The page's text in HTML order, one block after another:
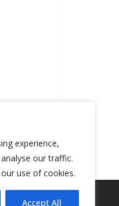
experience,
our traffic.
use of cookies.
Accept All